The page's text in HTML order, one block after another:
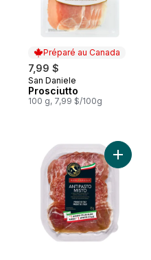
Préparé au Canada
7,99 $
Préparé au Canada
San Daniele
Prosciutto
100 g, 7,99 $/100g